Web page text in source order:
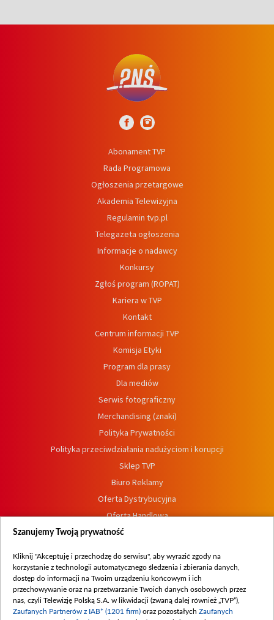
Abonament TVP
Rada Programowa
Ogłoszenia przetargowe
Akademia Telewizyjna
Regulamin tvp.pl
Telegazeta ogłoszenia
Informacje o nadawcy
Konkursy
Zgłoś program (ROPAT)
Kariera w TVP
Kontakt
Centrum informacji TVP
Komisja Etyki
Program dla prasy
Dla mediów
Serwis fotograficzny
Merchandising (znaki)
Polityka Prywatności
Polityka przeciwdziałania nadużyciom i korupcji
Sklep TVP
Biuro Reklamy
Oferta Dystrybucyjna
Oferta Handlowa
Dostępność
Procedura zgłoszeń wewnętrznych
Szanujemy Twoją prywatność
Kliknij "Akceptuję i przechodzę do serwisu", aby wyrazić zgody na
korzystanie z technologii automatycznego śledzenia i zbierania danych,
dostęp do informacji na Twoim urządzeniu końcowym i ich
przechowywanie oraz na przetwarzanie Twoich danych osobowych przez
nas, czyli Telewizję Polską S.A. w likwidacji (zwaną dalej również „TVP”),
Zaufanych Partnerów z IAB* (1201 firm) oraz pozostałych Zaufanych